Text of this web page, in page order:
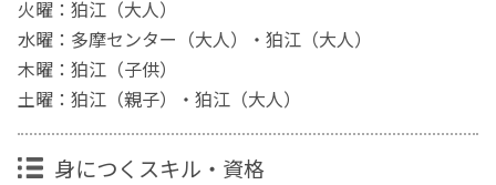
火曜：狛江（大人）
水曜：多摩センター（大人）・狛江（大人）
木曜：狛江（子供）
土曜：狛江（親子）・狛江（大人）
身につくスキル・資格